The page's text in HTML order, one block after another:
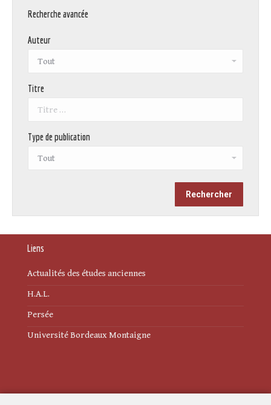
Recherche avancée
Auteur
Titre
Type de publication
Liens
Actualités des études anciennes
H.A.L.
Persée
Université Bordeaux Montaigne